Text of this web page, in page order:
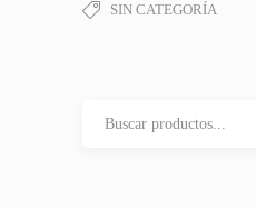
SIN CATEGORÍA